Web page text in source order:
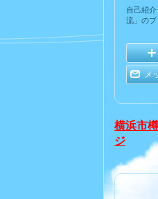
自己紹
流」の
メ
横浜市
ジ